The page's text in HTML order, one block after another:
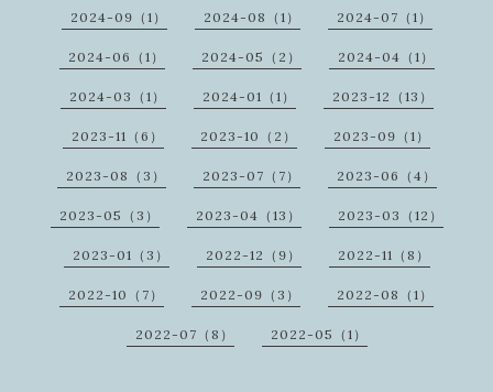
2024-09（1） 2024-08（1） 2024-07（1）
2024-06（1） 2024-05（2） 2024-04（1）
2024-03（1） 2024-01（1） 2023-12（13）
2023-11（6） 2023-10（2） 2023-09（1）
2023-08（3） 2023-07（7） 2023-06（4）
2023-05（3） 2023-04（13） 2023-03（12）
2023-01（3） 2022-12（9） 2022-11（8）
2022-10（7） 2022-09（3） 2022-08（1）
2022-07（8） 2022-05（1）